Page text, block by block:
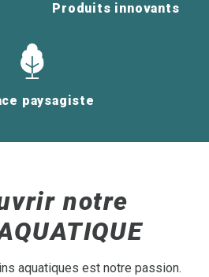
Produits innovants
paysagiste
notre
aquatiques est notre passion.